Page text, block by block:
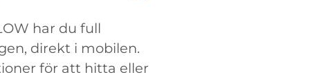
har du full
direkt i mobilen.
för att hitta eller